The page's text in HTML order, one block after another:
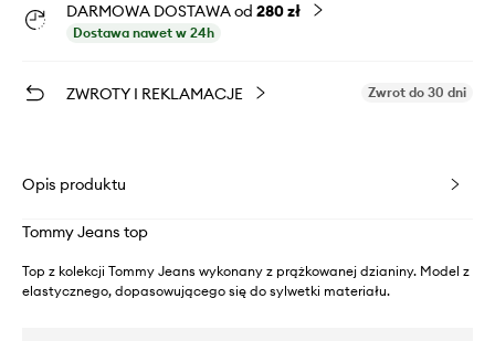
DARMOWA DOSTAWA od 280 zł
Dostawa nawet w 24h
ZWROTY I REKLAMACJE Zwrot do 30 dni
Opis produktu
Tommy Jeans top
Top z kolekcji Tommy Jeans wykonany z prążkowanej dzianiny. Model z
elastycznego, dopasowującego się do sylwetki materiału.